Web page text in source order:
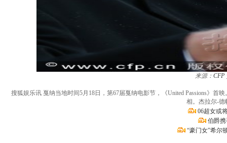
来源： CFP
搜狐娱乐讯 戛纳当地时间5月18日，第67届戛纳电影节，《United Passions》首
相。杰拉尔-德
06超女或
伯爵
“豪门女”希尔